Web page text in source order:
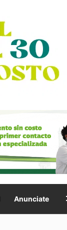
Anunciate